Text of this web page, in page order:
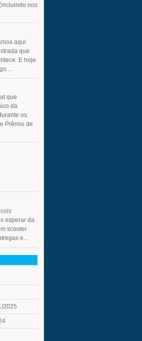
nos
aqui
que
E hoje
...
que
da
os
Prêmio de
esperar da
scooter
e...
2025